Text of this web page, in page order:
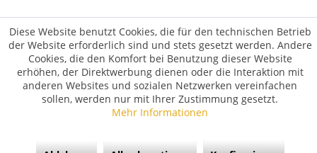
Diese Website benutzt Cookies, die für den technischen Betrieb
der Website erforderlich sind und stets gesetzt werden. Andere
Cookies, die den Komfort bei Benutzung dieser Website
erhöhen, der Direktwerbung dienen oder die Interaktion mit
anderen Websites und sozialen Netzwerken vereinfachen
sollen, werden nur mit Ihrer Zustimmung gesetzt.
Mehr Informationen